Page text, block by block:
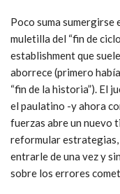
Poco suma sumergirse
muletilla del “fin de
establishment que
aborrece (primero
“fin de la historia”). El
el paulatino -y ahora
fuerzas abre un nuevo
reformular estrategias,
entrarle de una vez y
sobre los errores